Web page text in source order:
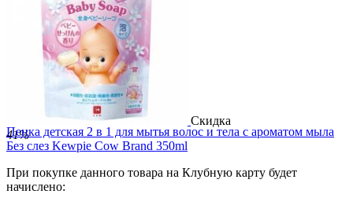
Скидка
41%
Пенка детская 2 в 1 для мытья волос и тела с ароматом мыла
Без слез Kewpie Cow Brand 350ml
При покупке данного товара на Клубную карту будет
начислено: